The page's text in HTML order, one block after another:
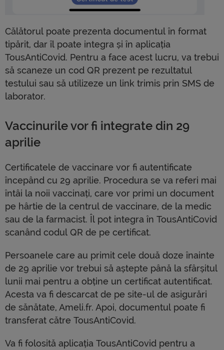
Călătorul poate prezenta documentul în format
tipărit, dar îl poate integra și în aplicația
TousAntiCovid. Pentru a face acest lucru, va trebui
să scaneze un cod QR prezent pe ​​rezultatul
testului sau să utilizeze un link trimis prin SMS de
laborator.
Vaccinurile vor fi integrate din 29
aprilie
Certificatele de vaccinare vor fi autentificate
începând cu 29 aprilie. Procedura se va referi mai
întâi la noii vaccinați, care vor primi un document
pe hârtie de la centrul de vaccinare, de la medic
sau de la farmacist. Îl pot integra în TousAntiCovid
scanând codul QR de pe certificat.
Persoanele care au primit cele două doze înainte
de 29 aprilie vor trebui să aștepte până la sfârșitul
lunii mai pentru a obține un certificat autentificat.
Acesta va fi descarcat de pe site-ul de asigurări
de sănătate, Ameli.fr. Apoi, documentul poate fi
transferat către TousAntiCovid.
Va fi folosită aplicația TousAntiCovid pentru a